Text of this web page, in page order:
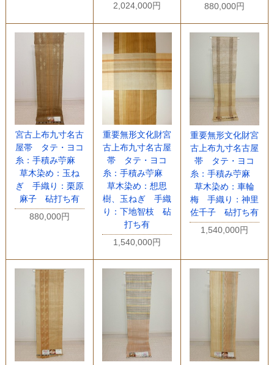
2,024,000円
880,000円
宮古上布九寸名古
屋帯 タテ・ヨコ
糸：手積み苧麻
草木染め：玉ね
ぎ 手織り：栗原
麻子 砧打ち有
880,000円
重要無形文化財宮
古上布九寸名古屋
帯 タテ・ヨコ
糸：手積み苧麻
草木染め：想思
樹、玉ねぎ 手織
り：下地智枝 砧
打ち有
1,540,000円
重要無形文化財宮
古上布九寸名古屋
帯 タテ・ヨコ
糸：手積み苧麻
草木染め：車輪
梅 手織り：神里
佐千子 砧打ち有
1,540,000円